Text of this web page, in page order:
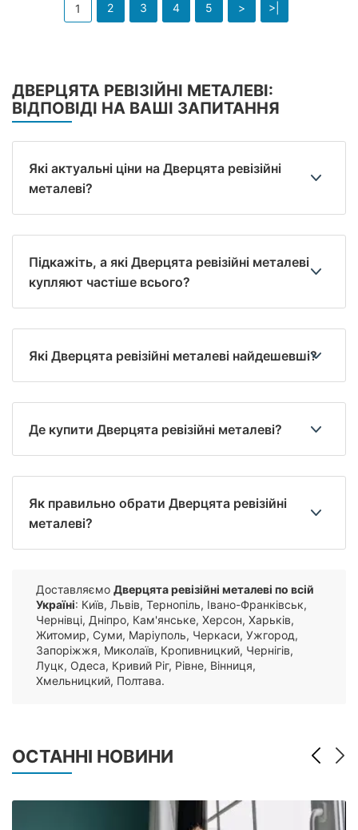
1 2 3 4 5 > >|
ДВЕРЦЯТА РЕВІЗІЙНІ МЕТАЛЕВІ:
ВІДПОВІДІ НА ВАШІ ЗАПИТАННЯ
Які актуальні ціни на Дверцята ревізійні
металеві?
Підкажіть, а які Дверцята ревізійні металеві
купляют частіше всього?
Які Дверцята ревізійні металеві найдешевші?
Де купити Дверцята ревізійні металеві?
Як правильно обрати Дверцята ревізійні
металеві?
Доставляємо Дверцята ревізійні металеві по всій
Україні: Київ, Львів, Тернопіль, Івано-Франківськ,
Чернівці, Дніпро, Кам'янське, Херсон, Харьків,
Житомир, Суми, Маріуполь, Черкаси, Ужгород,
Запоріжжя, Миколаїв, Кропивницкий, Чернігів,
Луцк, Одеса, Кривий Ріг, Рівне, Вінниця,
Хмельницкий, Полтава.
ОСТАННІ НОВИНИ